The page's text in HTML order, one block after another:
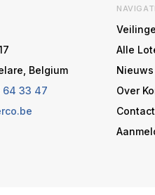
Belgium
64 33 47
Alle
Nieuws
Over
Contact